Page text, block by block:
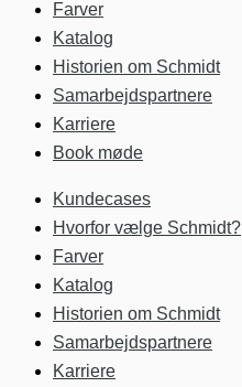
Farver
Katalog
Historien om Schmidt
Samarbejdspartnere
Karriere
Book møde
Kundecases
Hvorfor vælge Schmidt?
Farver
Katalog
Historien om Schmidt
Samarbejdspartnere
Karriere